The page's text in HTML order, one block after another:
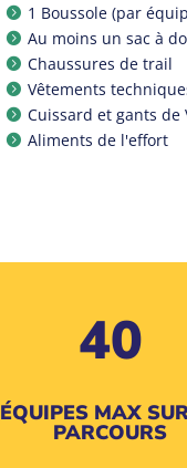
 1 Boussole (par
 Au moins un sac à
 Chaussures de trail
 Vêtements
 Cuissard et gants de
 Aliments de l'effort
40
ÉQUIPES MAX
PARCOURS